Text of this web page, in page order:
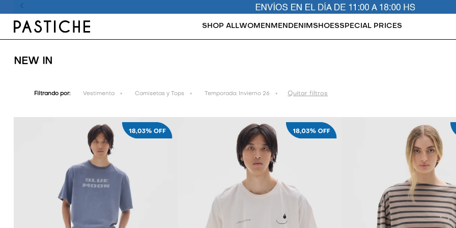
SHOP ALLWOMENMEN DENIMSHOESSPECIAL PRICES
NEW IN
Filtrando por: Vestimenta Camisetas y Tops Temporada: Invierno 26 Quitar filtros